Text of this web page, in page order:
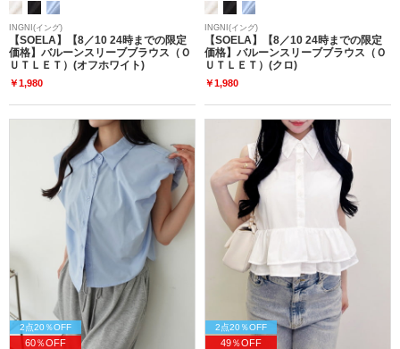
INGNI(イング)
【SOELA】【8／10 24時までの限定
価格】バルーンスリーブブラウス（Ｏ
ＵＴＬＥＴ）(オフホワイト)
￥1,980
INGNI(イング)
【SOELA】【8／10 24時までの限定
価格】バルーンスリーブブラウス（Ｏ
ＵＴＬＥＴ）(クロ)
￥1,980
2点20％OFF
60％OFF
2点20％OFF
49％OFF